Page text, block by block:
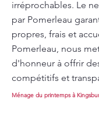
irréprochables. Le
par Pomerleau
propres, frais et
Pomerleau, nous
d'honneur à offrir
compétitifs et
Ménage du printemps à